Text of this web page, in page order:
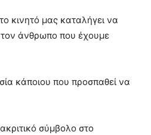
κινητό μας καταλήγει να
τον άνθρωπο που έχουμε
κάποιου που προσπαθεί να
σύμβολο στο